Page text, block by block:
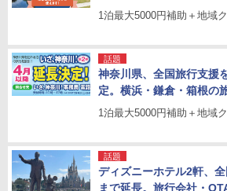
1泊最大5000円補助＋地域
話題
神奈川県、全国旅行支援
定。横浜・鎌倉・箱根の
1泊最大5000円補助＋地域
話題
ディズニーホテル2軒、
まで延長。旅行会社・